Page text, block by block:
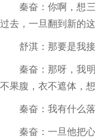
秦奋：你啊，想三
过去，一旦翻到新的
舒淇：那要是我接
秦奋：那呀，我明
不果腹，衣不遮体，
秦奋：我有什么落
秦奋：一旦他把心